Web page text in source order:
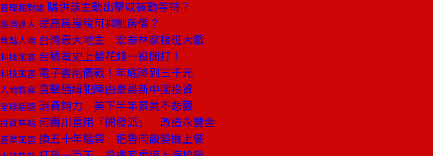
管理相對論 購併該主動出擊或被動等待？
經濟達人 提高房屋稅可抑制房價？
焦點人物 台灣最大地主 宏泰林家接班大戲
科技風雲 台積電史上最花錢一役開打！
科技風雲 電子書削價戰！年底降到三千元
人物特寫 直擊通緝犯陳由豪最新中國投資
全球話題 消費夠力 美下半年景氣不悲觀
投資焦點 何壽川重用「開發派」 改造永豐金
產業風雲 換五十年腦袋 把魯肉飯變機上餐